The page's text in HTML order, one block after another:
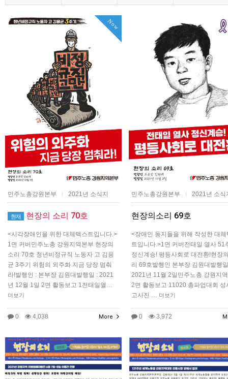
Now
민주노총강원본부 | 2021년 소식지
현재 현장의 소리 70호
<시각장애인을 위한 대체텍스트입니다.>
1면 커버민주노총 강원지역본부 현장의
소리 70호 청년비정규직 노동자 고 김용
균 3주기 위험의 외주화 지금 당장 멈춰
라!발행인 : 본부장 김원대발행일 : 2021
년 12월 1일 2면 활동보고 1전태일열…
더보기
0 4,038 More
민주노총강원본부 | 2021년 소식
현장의소리 69호
<장애인 동지들을 위해 작성한 대체
트입니다.>1면 커버전태일 열사 51
정신계승! 평등사회로 대전환!현장
리 69호발행인 본부장 김원대발행일
2021년 11월 2일민주노총 강원지
2면 활동보고 11020 총파업대회 성
고사진 …
더보기
0 3,972